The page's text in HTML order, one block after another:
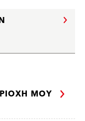
ΜΟΥ